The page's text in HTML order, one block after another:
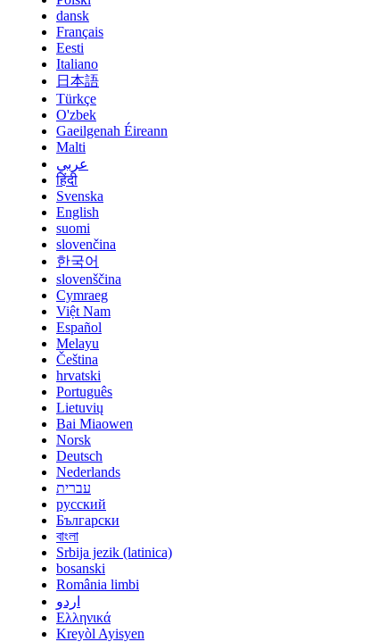
dansk
Français
Eesti
Italiano
日本語
Türkçe
O'zbek
Gaeilgenah Éireann
Malti
عربي
हिंदी
Svenska
English
suomi
slovenčina
한국어
slovenščina
Cymraeg
Việt Nam
Español
Melayu
Čeština
hrvatski
Português
Lietuvių
Bai Miaowen
Norsk
Deutsch
Nederlands
עברית
русский
Български
বাংলা
Srbija jezik (latinica)
bosanski
România limbi
اردو
Ελληνικά
Kreyòl Ayisyen